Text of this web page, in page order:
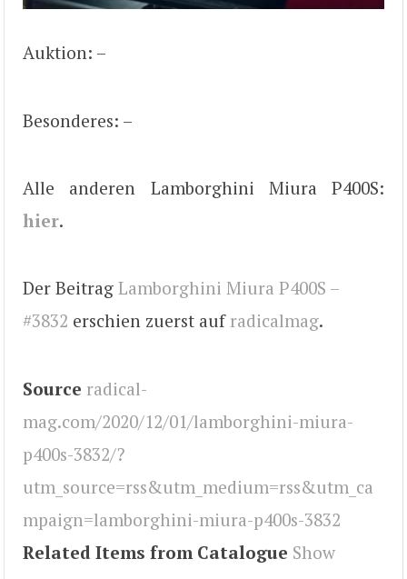
Auktion: –
Besonderes: –
Alle anderen Lamborghini Miura P400S:
hier.
Der Beitrag Lamborghini Miura P400S –
#3832 erschien zuerst auf radicalmag.
Source radical-
mag.com/2020/12/01/lamborghini-miura-
p400s-3832/?
utm_source=rss&utm_medium=rss&utm_ca
mpaign=lamborghini-miura-p400s-3832
Related Items from Catalogue Show